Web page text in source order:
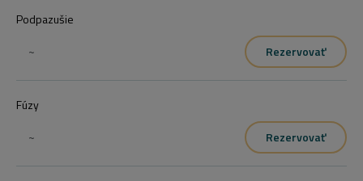
Podpazušie
~
Rezervovať
Fúzy
~
Rezervovať